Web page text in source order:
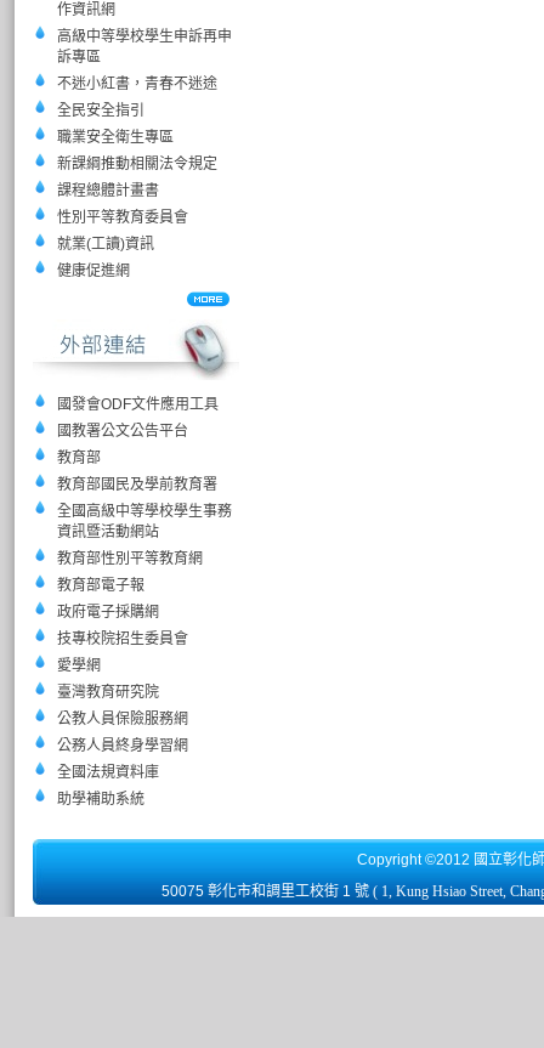
作資訊網
高級中等學校學生申訴再申
訴專區
不迷小紅書，青春不迷途
全民安全指引
職業安全衛生專區
新課綱推動相關法令規定
課程總體計畫書
性別平等教育委員會
就業(工讀)資訊
健康促進網
國發會ODF文件應用工具
國教署公文公告平台
教育部
教育部國民及學前教育署
全國高級中等學校學生事務
資訊暨活動網站
教育部性別平等教育網
教育部電子報
政府電子採購網
技專校院招生委員會
愛學網
臺灣教育研究院
公教人員保險服務網
公務人員終身學習網
全國法規資料庫
助學補助系統
Copyright ©2012 國立彰化
50075 彰化市和調里工校街 1 號 ( 1, Kung Hsiao Street,